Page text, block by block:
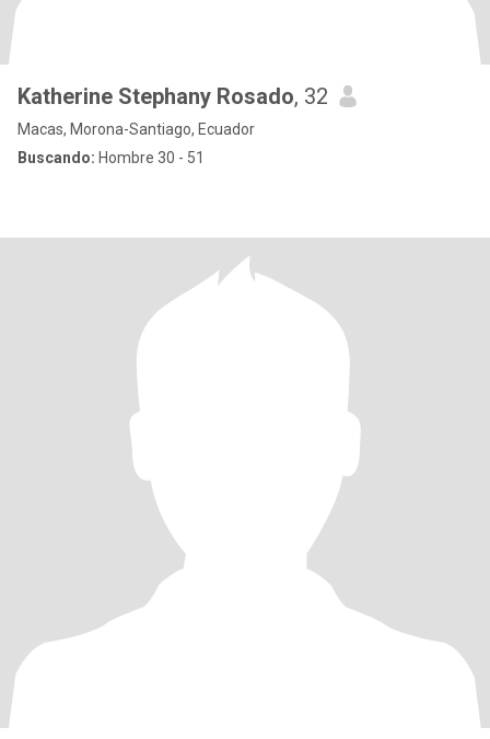
Katherine Stephany Rosado, 32
Macas, Morona-Santiago, Ecuador
Buscando: Hombre 30 - 51